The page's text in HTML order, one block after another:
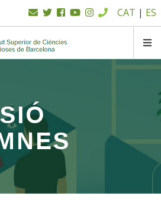
CAT | ES